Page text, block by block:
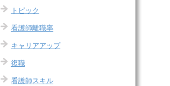
トピック
看護師離職率
キャリアアップ
復職
看護師スキル